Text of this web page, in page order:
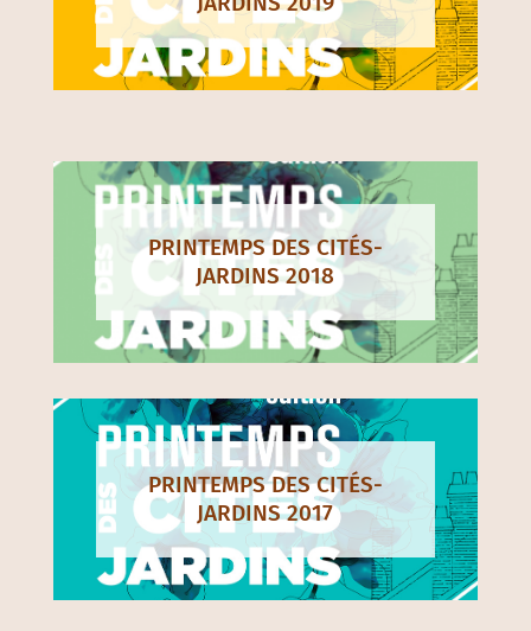
PRINTEMPS DES CITÉS-
JARDINS 2018
PRINTEMPS DES CITÉS-
JARDINS 2017